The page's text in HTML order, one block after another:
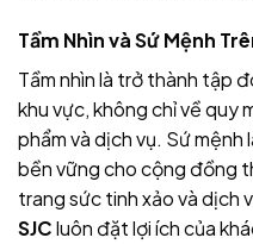
Tầm Nhìn và Sứ Mệnh
Tầm nhìnlà trở thành tập
khu vực, không chỉ về quy
phẩm và dịch vụ. Sứ mệnh
bền vững cho cộng đồng
trang sức tinh xảo và dịch
SJCluôn đặt lợi ích của